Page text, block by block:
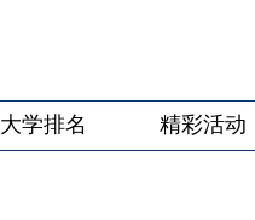
大学排名 精彩活动